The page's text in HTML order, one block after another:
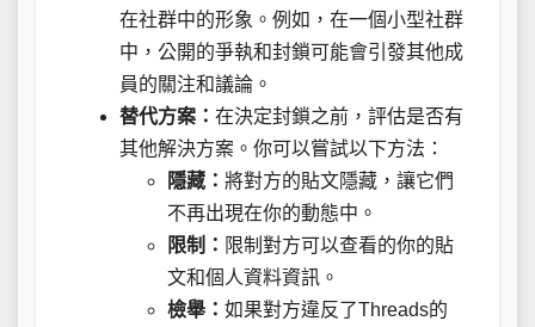
在社群中的形象。例如，在一個小型社群
中，公開的爭執和封鎖可能會引發其他成
員的關注和議論。
替代方案： 在決定封鎖之前，評估是否有
其他解決方案。你可以嘗試以下方法：
隱藏： 將對方的貼文隱藏，讓它們
不再出現在你的動態中。
限制： 限制對方可以查看的你的貼
文和個人資料資訊。
檢舉： 如果對方違反了Threads的